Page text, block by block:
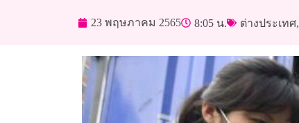
23 พฤษภาคม 2565 8:05 น. ต่างประเทศ,